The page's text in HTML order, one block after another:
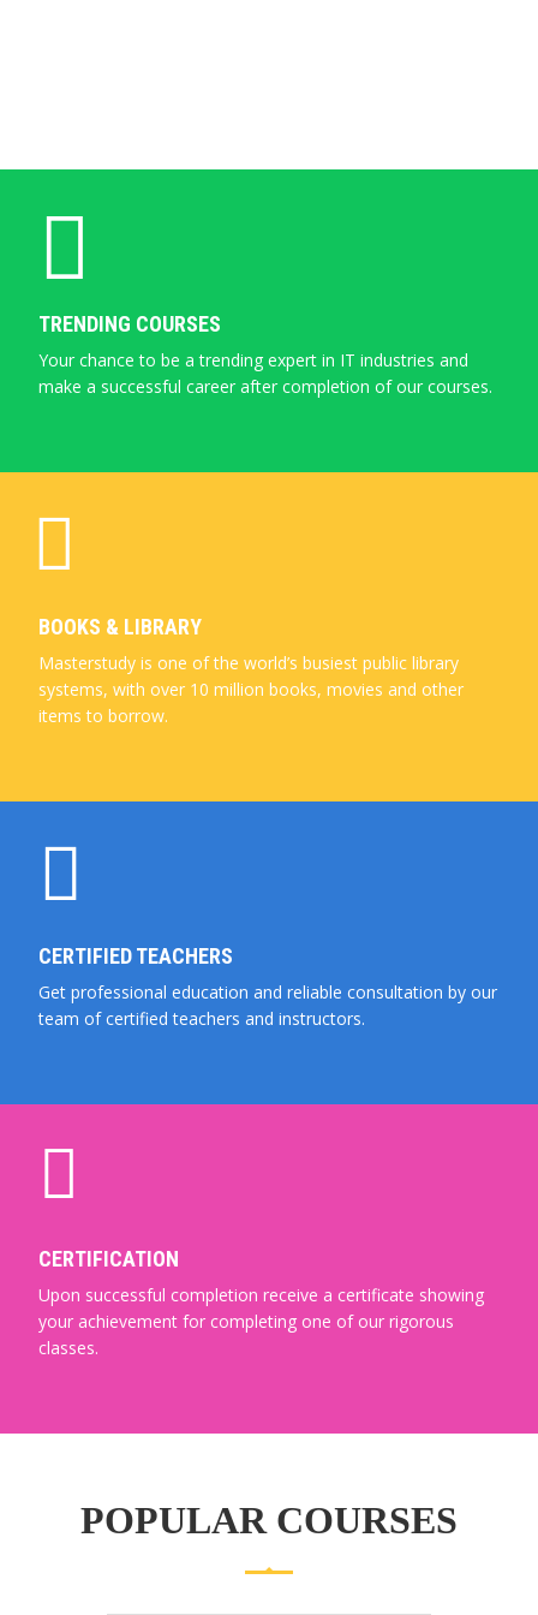
TRENDING COURSES
Your chance to be a trending expert in IT industries and
make a successful career after completion of our courses.
BOOKS & LIBRARY
Masterstudy is one of the world’s busiest public library
systems, with over 10 million books, movies and other
items to borrow.
CERTIFIED TEACHERS
Get professional education and reliable consultation by our
team of certified teachers and instructors.
CERTIFICATION
Upon successful completion receive a certificate showing
your achievement for completing one of our rigorous
classes.
POPULAR COURSES